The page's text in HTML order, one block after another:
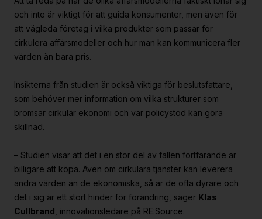
och inte är viktigt för att guida konsumenter, men även för
att vägleda företag i vilka produkter som passar för
cirkulera affärsmodeller och hur man kan kommunicera fler
värden än bara pris.
Insikterna från studien är också viktiga för beslutsfattare,
som behöver mer information om vilka strukturer som
bromsar cirkulär ekonomi och var policystöd kan göra
skillnad.
– Studien visar att det i en stor del av fallen fortfarande är
billigare att köpa. Även om cirkulära tjänster kan leverera
andra värden än de ekonomiska, så är de ofta dyrare och
det i sig är ett stort hinder för förändring, säger Klas
Cullbrand , innovationsledare på RE:Source.